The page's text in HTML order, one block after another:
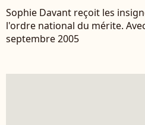
Sophie Davant reçoit les
l'ordre national du mérite.
septembre 2005